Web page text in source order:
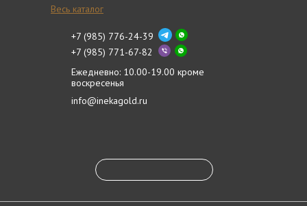
Весь каталог
+7 (985) 776-24-39
+7 (985) 771-67-82
Ежедневно: 10.00-19.00 кроме
воскресенья
info@inekagold.ru